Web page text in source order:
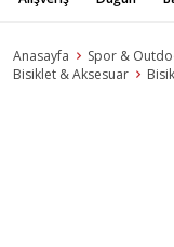
Anasayfa Spor &
Bisiklet & Aksesuar